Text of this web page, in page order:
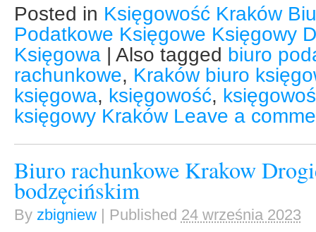
Posted in Księgowość Kraków
Podatkowe Księgowe Księgowy
Księgowa | Also tagged biuro
rachunkowe, Kraków biuro
księgowa, księgowość,
księgowy Kraków Leave a
Biuro rachunkowe Krakow
bodzęcińskim
By zbigniew Published 24 września 2023